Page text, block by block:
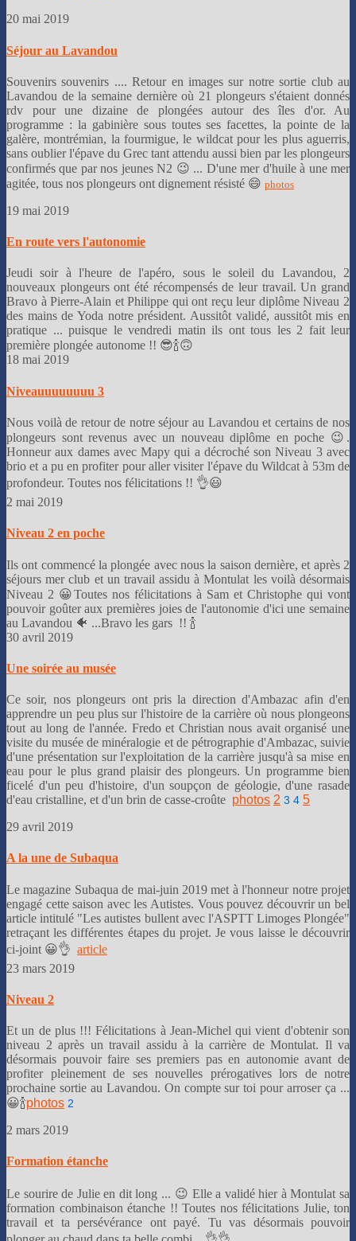
20 mai 2019
Séjour au Lavandou
Souvenirs souvenirs .... Retour en images sur notre sortie club au
Lavandou de la semaine dernière où 21 plongeurs s'étaient donnés
rdv pour une dizaine de plongées autour des îles d'or. Au
programme : la gabinière sous toutes ses facettes, la pointe de la
galère, montrémian, la fourmigue, le wildcat pour les plus aguerris,
sans oublier l'épave du Grec tant attendu aussi bien par les plongeurs
confirmés que par nos jeunes N2 😉 ... D'une mer d'huile à une mer
agitée, tous nos plongeurs ont dignement résisté 😄 photos
19 mai 2019
En route vers l'autonomie
Jeudi soir à l'heure de l'apéro, sous le soleil du Lavandou, 2
nouveaux plongeurs ont été récompensés de leur travail. Un grand
Bravo à Pierre-Alain et Philippe qui ont reçu leur diplôme Niveau 2
des mains de Yoda notre président. Aussitôt validé, aussitôt mis en
pratique ... puisque le vendredi matin ils ont tous les 2 fait leur
première plongée autonome !! 😎🍾🙃
18 mai 2019
Niveauuuuuuuu 3
Nous voilà de retour de notre séjour au Lavandou et certains de nos
plongeurs sont revenus avec un nouveau diplôme en poche 😉.
Honneur aux dames avec Mapy qui a décroché son Niveau 3 avec
brio et a pu en profiter pour aller visiter l'épave du Wildcat à 53m de
profondeur. Toutes nos félicitations !! 👌😃
2 mai 2019
Niveau 2 en poche
Ils ont commencé la plongée avec nous la saison dernière, et après 2
séjours mer club et un travail assidu à Montulat les voilà désormais
Niveau 2 😀Toutes nos félicitations à Sam et Christophe qui vont
pouvoir goûter aux premières joies de l'autonomie d'ici une semaine
au Lavandou 🐠 ...Bravo les gars !! 🍾
30 avril 2019
Une soirée au musée
Ce soir, nos plongeurs ont pris la direction d'Ambazac afin d'en
apprendre un peu plus sur l'histoire de la carrière où nous plongeons
tout au long de l'année. Fredo et Christian nous avait organisé une
visite du musée de minéralogie et de pétrographie d'Ambazac, suivie
d'une présentation sur l'exploitation de la carrière jusqu'à sa mise en
eau pour le plus grand plaisir des plongeurs. Un programme bien
ficelé d'un peu d'histoire, d'un soupçon de géologie, d'une rasade
d'eau cristalline, et d'un brin de casse-croûte photos 2 3 4 5
29 avril 2019
A la une de Subaqua
Le magazine Subaqua de mai-juin 2019 met à l'honneur notre projet
engagé cette saison avec les Autistes. Vous pouvez découvrir un bel
article intitulé "Les autistes bullent avec l'ASPTT Limoges Plongée"
retraçant les différentes étapes du projet. Je vous laisse le découvrir
ci-joint 😀👌 article
23 mars 2019
Niveau 2
Et un de plus !!! Félicitations à Jean-Michel qui vient d'obtenir son
niveau 2 après un travail assidu à la carrière de Montulat. Il va
désormais pouvoir faire ses premiers pas en autonomie avant de
profiter pleinement de ses nouvelles prérogatives lors de notre
prochaine sortie au Lavandou. On compte sur toi pour arroser ça ...
😀🍾photos 2
2 mars 2019
Formation étanche
Le sourire de Julie en dit long ... 😉 Elle a validé hier à Montulat sa
formation combinaison étanche !! Toutes nos félicitations Julie, ton
travail et ta persévérance ont payé. Tu vas désormais pouvoir